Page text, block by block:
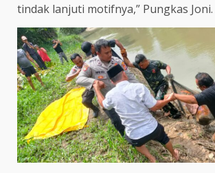
tindak lanjuti motifnya,” Pungkas Joni.